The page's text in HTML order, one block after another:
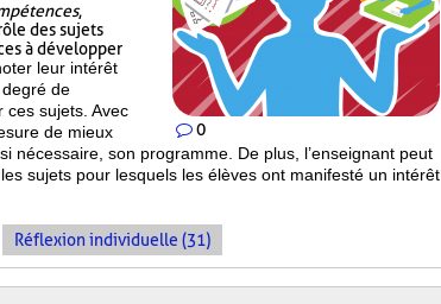
0
,
des sujets
à développer
leur intérêt
de
ces sujets. Avec
de mieux
nécessaire, son programme. De plus, l’enseignant peut
sujets pour lesquels les élèves ont manifesté un intérêt
Réflexion individuelle (31)